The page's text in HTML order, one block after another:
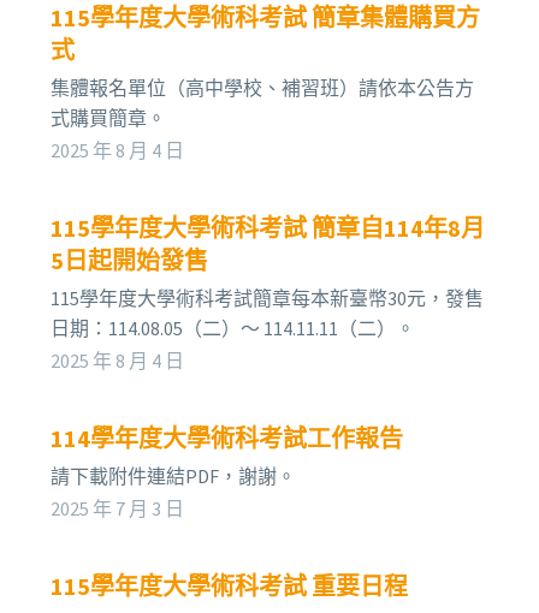
115學年度大學術科考試 簡章集體購買方
式
集體報名單位（高中學校、補習班）請依本公告方
式購買簡章。
2025 年 8 月 4 日
115學年度大學術科考試 簡章自114年8月
5日起開始發售
115學年度大學術科考試簡章每本新臺幣30元，發售
日期：114.08.05（二）～ 114.11.11（二）。
2025 年 8 月 4 日
114學年度大學術科考試工作報告
請下載附件連結PDF，謝謝。
2025 年 7 月 3 日
115學年度大學術科考試 重要日程